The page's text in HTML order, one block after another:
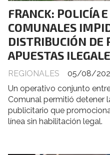
FRANCK: POLICÍA
COMUNALES
DISTRIBUCIÓN DE
APUESTAS
REGIONALES
05/08/
Un operativo conjunto
Comunal permitió detener
publicitario que
línea sin habilitación legal.